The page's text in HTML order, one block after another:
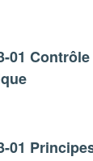
01
01